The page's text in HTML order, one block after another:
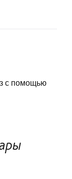
с помощью